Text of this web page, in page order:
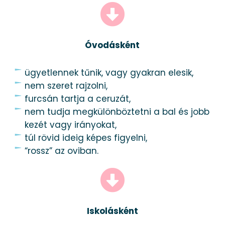
Óvodásként
ügyetlennek tűnik, vagy gyakran elesik,
nem szeret rajzolni,
furcsán tartja a ceruzát,
nem tudja megkülönböztetni a bal és jobb
kezét vagy irányokat,
túl rövid ideig képes figyelni,
“rossz” az oviban.
Iskolásként